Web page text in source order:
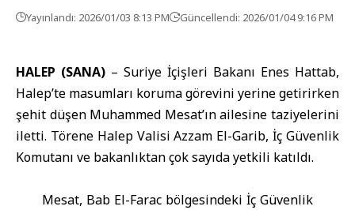
Yayınlandı: 2026/01/03 8:13 PM Güncellendi: 2026/01/04 9:16 PM
HALEP (SANA) – Suriye İçişleri Bakanı Enes Hattab,
Halep’te masumları koruma görevini yerine getirirken
şehit düşen Muhammed Mesat’ın ailesine taziyelerini
iletti. Törene Halep Valisi Azzam El-Garib, İç Güvenlik
Komutanı ve bakanlıktan çok sayıda yetkili katıldı.
Mesat, Bab El-Farac bölgesindekiİç Güvenlik